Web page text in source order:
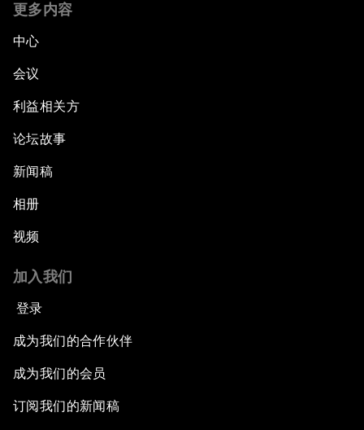
更多内容
中心
会议
利益相关方
论坛故事
新闻稿
相册
视频
加入我们
登录
成为我们的合作伙伴
成为我们的会员
订阅我们的新闻稿